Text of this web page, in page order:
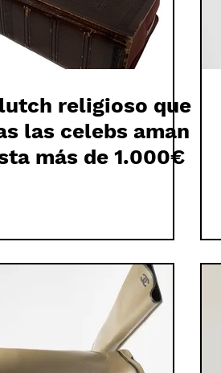
religioso que
las celebs aman
más de 1.000€